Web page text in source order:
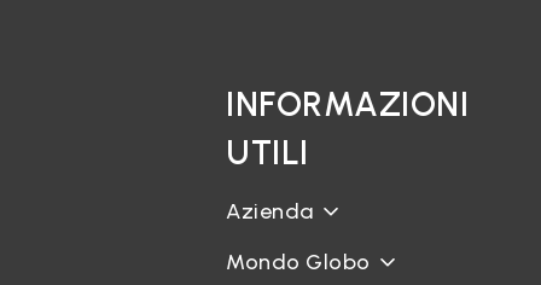
INFORMAZIONI
UTILI
Azienda
Mondo Globo